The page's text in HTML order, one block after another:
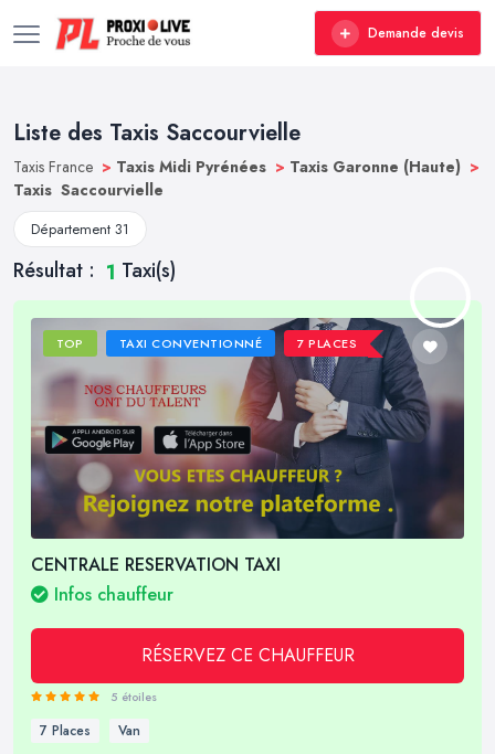
Demande devis
Liste des Taxis Saccourvielle
Taxis France > Taxis Midi Pyrénées > Taxis Garonne (Haute) >
Taxis Saccourvielle
Département 31
Résultat : 1 Taxi(s)
TOP TAXI CONVENTIONNÉ 7 PLACES
CENTRALE RESERVATION TAXI
Infos chauffeur
RÉSERVEZ CE CHAUFFEUR
5 étoiles
7 Places Van